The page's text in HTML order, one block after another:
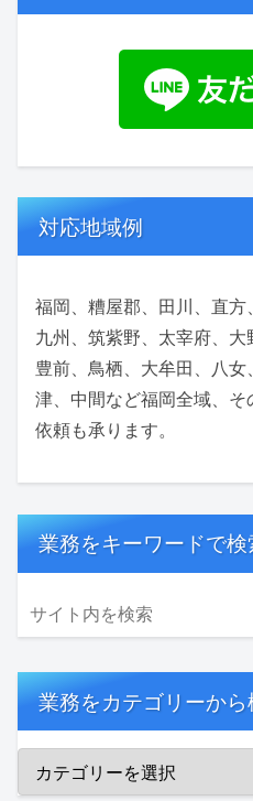
対応地域例
福岡、糟屋郡、田川、直
九州、筑紫野、太宰府、大
豊前、鳥栖、大牟田、八
津、中間など福岡全域、
依頼も承ります。
業務をキーワードで検
業務をカテゴリーから